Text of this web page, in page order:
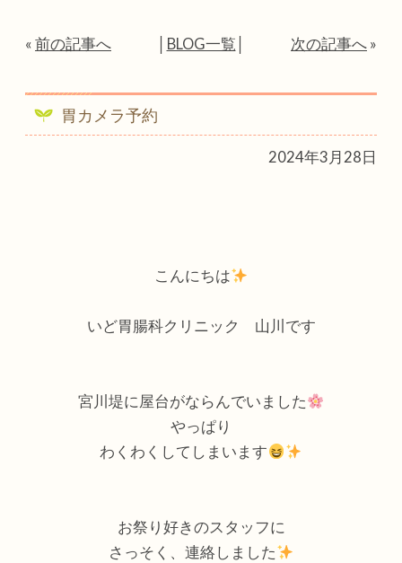
« 前の記事へ BLOG一覧 次の記事へ »
胃カメラ予約
2024年3月28日
こんにちは
いど胃腸科クリニック 山川です
宮川堤に屋台がならんでいました
やっぱり
わくわくしてしまいます
お祭り好きのスタッフに
さっそく、連絡しました